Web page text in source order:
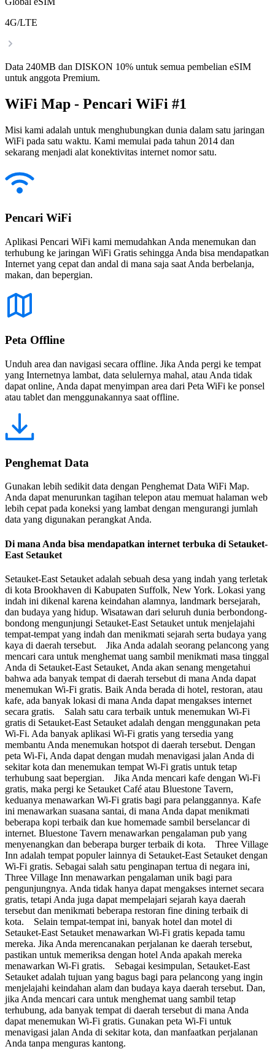
4G/LTE
Data 240MB dan DISKON 10% untuk semua pembelian eSIM
untuk anggota Premium.
WiFi Map - Pencari WiFi #1
Misi kami adalah untuk menghubungkan dunia dalam satu jaringan
WiFi pada satu waktu. Kami memulai pada tahun 2014 dan
sekarang menjadi alat konektivitas internet nomor satu.
Pencari WiFi
Aplikasi Pencari WiFi kami memudahkan Anda menemukan dan
terhubung ke jaringan WiFi Gratis sehingga Anda bisa mendapatkan
Internet yang cepat dan andal di mana saja saat Anda berbelanja,
makan, dan bepergian.
Peta Offline
Unduh area dan navigasi secara offline. Jika Anda pergi ke tempat
yang Internetnya lambat, data selulernya mahal, atau Anda tidak
dapat online, Anda dapat menyimpan area dari Peta WiFi ke ponsel
atau tablet dan menggunakannya saat offline.
Penghemat Data
Gunakan lebih sedikit data dengan Penghemat Data WiFi Map.
Anda dapat menurunkan tagihan telepon atau memuat halaman web
lebih cepat pada koneksi yang lambat dengan mengurangi jumlah
data yang digunakan perangkat Anda.
Di mana Anda bisa mendapatkan internet terbuka di Setauket-
East Setauket
Setauket-East Setauket adalah sebuah desa yang indah yang terletak
di kota Brookhaven di Kabupaten Suffolk, New York. Lokasi yang
indah ini dikenal karena keindahan alamnya, landmark bersejarah,
dan budaya yang hidup. Wisatawan dari seluruh dunia berbondong-
bondong mengunjungi Setauket-East Setauket untuk menjelajahi
tempat-tempat yang indah dan menikmati sejarah serta budaya yang
kaya di daerah tersebut. Jika Anda adalah seorang pelancong yang
mencari cara untuk menghemat uang sambil menikmati masa tinggal
Anda di Setauket-East Setauket, Anda akan senang mengetahui
bahwa ada banyak tempat di daerah tersebut di mana Anda dapat
menemukan Wi-Fi gratis. Baik Anda berada di hotel, restoran, atau
kafe, ada banyak lokasi di mana Anda dapat mengakses internet
secara gratis. Salah satu cara terbaik untuk menemukan Wi-Fi
gratis di Setauket-East Setauket adalah dengan menggunakan peta
Wi-Fi. Ada banyak aplikasi Wi-Fi gratis yang tersedia yang
membantu Anda menemukan hotspot di daerah tersebut. Dengan
peta Wi-Fi, Anda dapat dengan mudah menavigasi jalan Anda di
sekitar kota dan menemukan tempat Wi-Fi gratis untuk tetap
terhubung saat bepergian. Jika Anda mencari kafe dengan Wi-Fi
gratis, maka pergi ke Setauket Café atau Bluestone Tavern,
keduanya menawarkan Wi-Fi gratis bagi para pelanggannya. Kafe
ini menawarkan suasana santai, di mana Anda dapat menikmati
beberapa kopi terbaik dan kue homemade sambil berselancar di
internet. Bluestone Tavern menawarkan pengalaman pub yang
menyenangkan dan beberapa burger terbaik di kota. Three Village
Inn adalah tempat populer lainnya di Setauket-East Setauket dengan
Wi-Fi gratis. Sebagai salah satu penginapan tertua di negara ini,
Three Village Inn menawarkan pengalaman unik bagi para
pengunjungnya. Anda tidak hanya dapat mengakses internet secara
gratis, tetapi Anda juga dapat mempelajari sejarah kaya daerah
tersebut dan menikmati beberapa restoran fine dining terbaik di
kota. Selain tempat-tempat ini, banyak hotel dan motel di
Setauket-East Setauket menawarkan Wi-Fi gratis kepada tamu
mereka. Jika Anda merencanakan perjalanan ke daerah tersebut,
pastikan untuk memeriksa dengan hotel Anda apakah mereka
menawarkan Wi-Fi gratis. Sebagai kesimpulan, Setauket-East
Setauket adalah tujuan yang bagus bagi para pelancong yang ingin
menjelajahi keindahan alam dan budaya kaya daerah tersebut. Dan,
jika Anda mencari cara untuk menghemat uang sambil tetap
terhubung, ada banyak tempat di daerah tersebut di mana Anda
dapat menemukan Wi-Fi gratis. Gunakan peta Wi-Fi untuk
menavigasi jalan Anda di sekitar kota, dan manfaatkan perjalanan
Anda tanpa menguras kantong.